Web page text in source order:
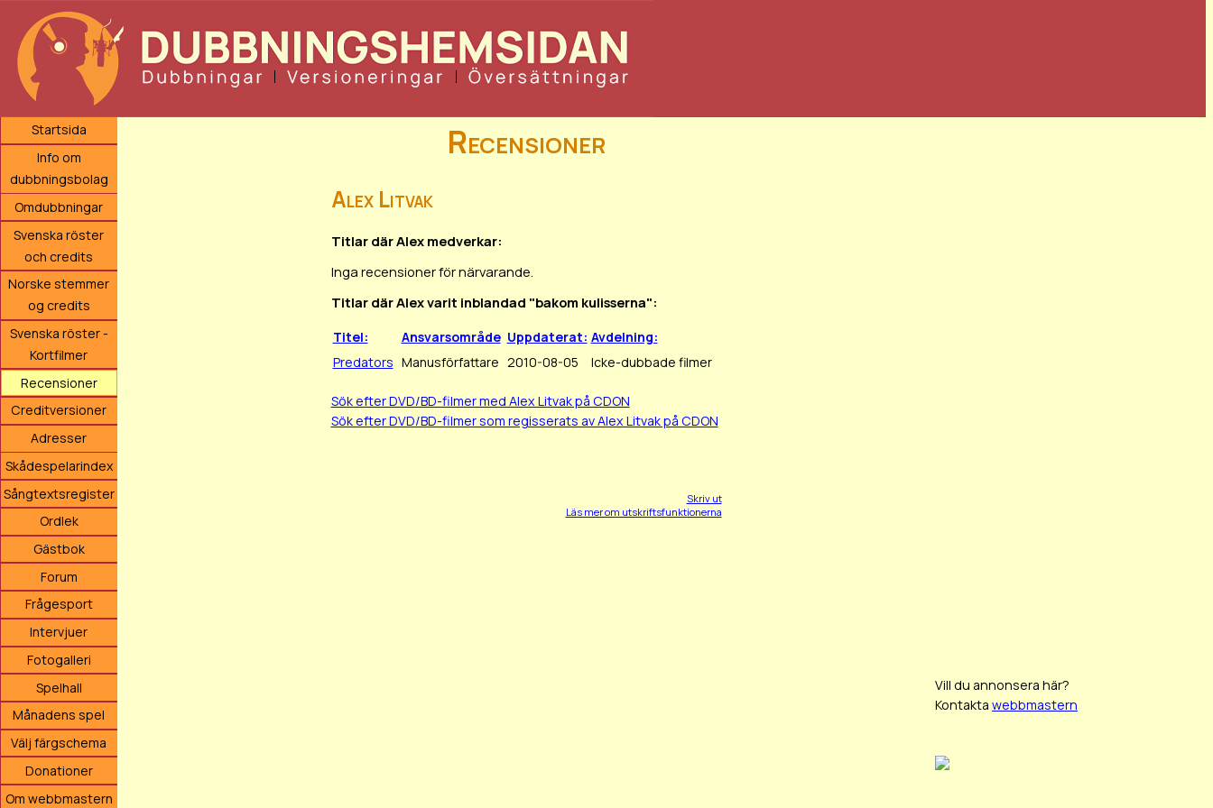
Startsida
Info om
dubbningsbolag
Omdubbningar
Svenska röster
och credits
Norske stemmer
og credits
Svenska röster -
Kortfilmer
Recensioner
Creditversioner
Adresser
Skådespelarindex
Sångtextsregister
Ordlek
Gästbok
Forum
Frågesport
Intervjuer
Fotogalleri
Spelhall
Månadens spel
Välj färgschema
Donationer
Om webbmastern
Recensioner
Alex Litvak
Titlar där Alex medverkar:
Inga recensioner för närvarande.
Titlar där Alex varit inblandad "bakom kulisserna":
Titel: Ansvarsområde Uppdaterat: Avdelning:
Predators Manusförfattare 2010-08-05 Icke-dubbade filmer
Sök efter DVD/BD-filmer med Alex Litvak på CDON
Sök efter DVD/BD-filmer som regisserats av Alex Litvak på CDON
Skriv ut
Läs mer om utskriftsfunktionerna
Vill du annonsera här?
Kontakta webbmastern